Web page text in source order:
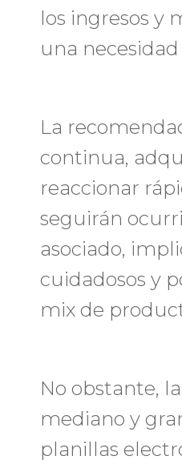
los ingresos y
una
La
continua,
reaccionar
seguirán
asociado,
cuidadosos y
mix de
No obstante,
mediano y
planillas